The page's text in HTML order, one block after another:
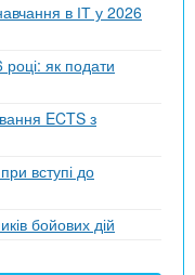
в ІТ у 2026
як подати
ECTS з
вступі до
бойових дій